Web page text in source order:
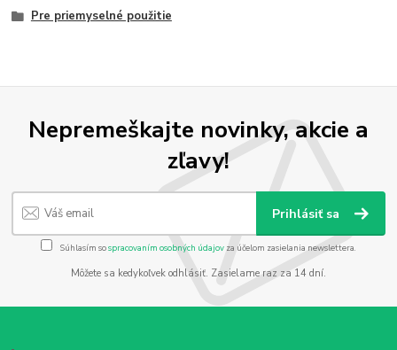
Pre priemyselné použitie
Nepremeškajte novinky, akcie a
zľavy!
Prihlásiť sa
Súhlasím sospracovaním osobných údajov za účelom zasielania newslettera.
Môžete sa kedykoľvek odhlásiť. Zasielame raz za 14 dní.